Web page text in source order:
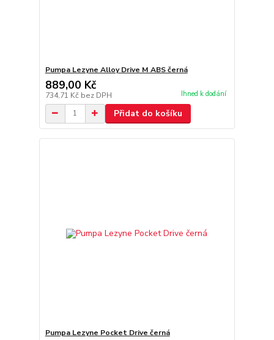
Pumpa Lezyne Alloy Drive M ABS černá
889,00 Kč
734,71 Kč bez DPH Ihned k dodání
Přidat do košíku
Pumpa Lezyne Pocket Drive černá